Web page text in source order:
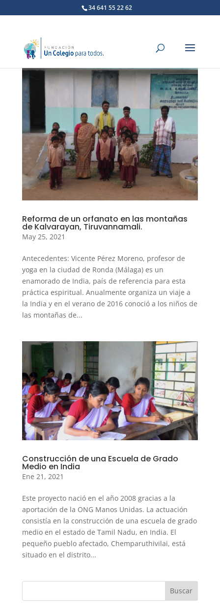
34 641 55 22 62
Reforma de un orfanato en las montañas
de Kalvarayan, Tiruvannamali.
May 25, 2021
Antecedentes: Vicente Pérez Moreno, profesor de
yoga en la ciudad de Ronda (Málaga) es un
enamorado de India, país de referencia para esta
práctica espiritual. Anualmente organiza un viaje a
la India y en el verano de 2016 conoció a los niños de
las montañas de...
Construcción de una Escuela de Grado
Medio en India
Ene 21, 2021
Este proyecto nació en el año 2008 gracias a la
aportación de la ONG Manos Unidas. La actuación
consistía en la construcción de una escuela de grado
medio en el estado de Tamil Nadu, en India. El
pequeño pueblo afectado, Chemparuthivilai, está
situado en el distrito...